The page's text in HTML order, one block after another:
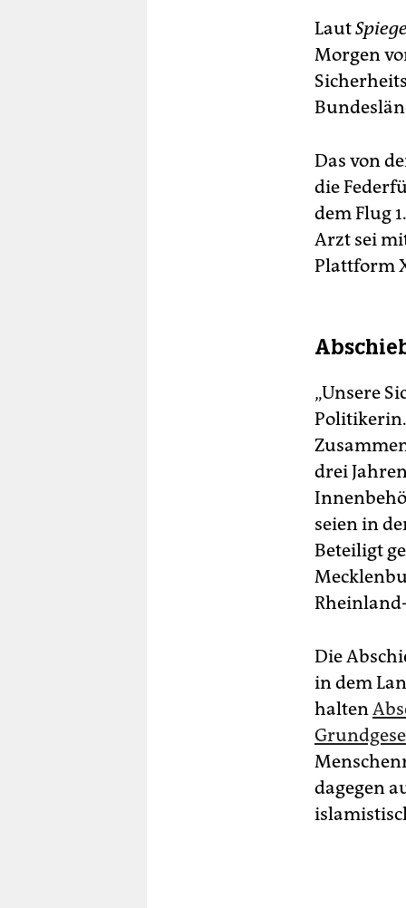
Laut
Morgen
Das von
die
dem Flug
Arzt sei
Plattform
„Unsere
drei
seien in
Beteiligt
Die
in dem
halten
dagegen